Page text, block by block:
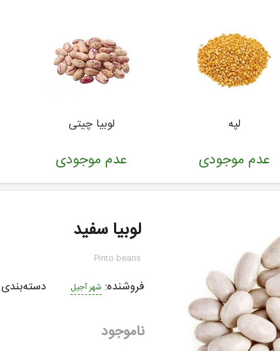
لپه
عدم موجودی
لوبیا چیتی
عدم موجودی
لوبیا سفید
Pinto beans
فروشنده: شهر آجیل دسته‌بندی
ناموجود